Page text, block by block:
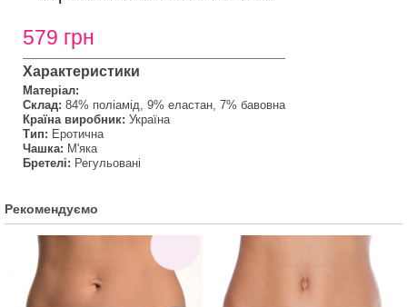
579 грн
Характеристики
Матеріал:
Склад: 84% поліамід, 9% еластан, 7% бавовна
Країна виробник: Україна
Тип: Еротична
Чашка: М'яка
Бретелі: Регульовані
Рекомендуємо